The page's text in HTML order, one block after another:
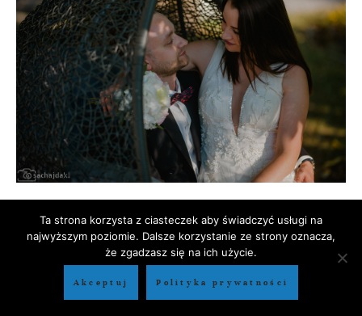
Ta strona korzysta z ciasteczek aby świadczyć usługi na
najwyższym poziomie. Dalsze korzystanie ze strony oznacza,
że zgadzasz się na ich użycie.
Akceptuj Polityka prywatności